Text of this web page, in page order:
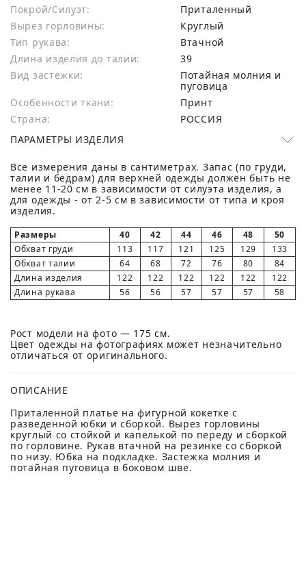
Покрой/Силуэт:
Приталенный
Вырез горловины:
Круглый
Тип рукава:
Втачной
Длина изделия до талии:
39
Вид застежки:
Потайная молния и
пуговица
Особенности ткани:
Принт
Страна:
РОССИЯ
ПАРАМЕТРЫ ИЗДЕЛИЯ
Все измерения даны в сантиметрах. Запас (по груди,
талии и бедрам) для верхней одежды должен быть не
менее 11-20 см в зависимости от силуэта изделия, а
для одежды - от 2-5 см в зависимости от типа и кроя
изделия.
Размеры 40 42 44 46 48
50
Обхват груди
113 117 121 125 129
133
Обхват талии
64 68 72 76 80
84
Длина изделия
122 122 122 122 122
122
Длина рукава
56 56 57 57 57 58
Рост модели на фото — 175 см.
Цвет одежды на фотографиях может незначительно
отличаться от оригинального.
ОПИСАНИЕ
Приталенной платье на фигурной кокетке с
разведенной юбки и сборкой. Вырез горловины
круглый со стойкой и капелькой по переду и сборкой
по горловине. Рукав втачной на резинке со сборкой
по низу. Юбка на подкладке. Застежка молния и
потайная пуговица в боковом шве.